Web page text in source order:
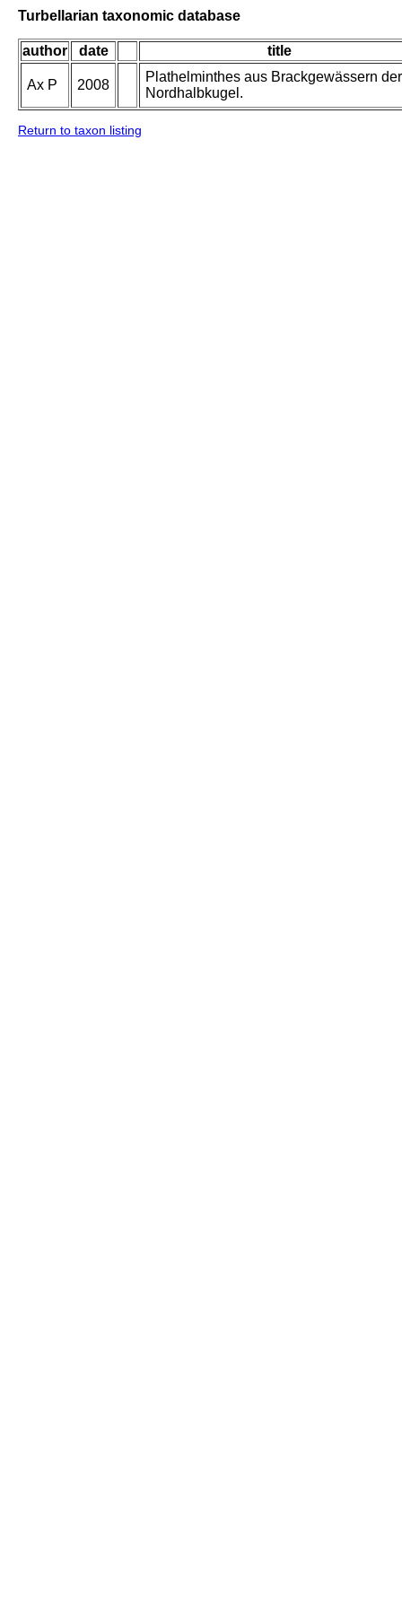
Turbellarian taxonomic database
author date title
Ax P 2008
Plathelminthes aus Brackgewässern der
Nordhalbkugel.
Return to taxon listing